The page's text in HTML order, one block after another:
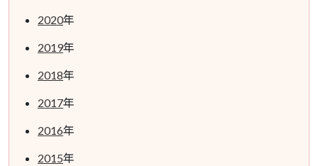
2020年
2019年
2018年
2017年
2016年
2015年